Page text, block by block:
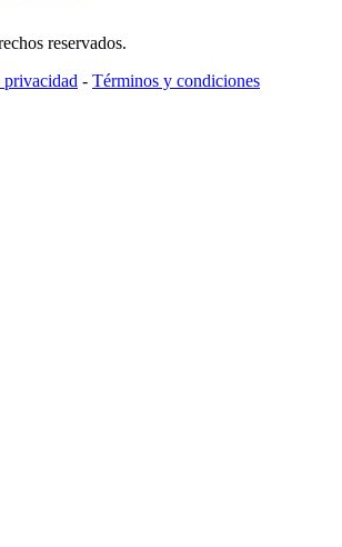
reservados.
- Términos y condiciones